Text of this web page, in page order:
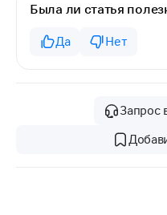
Была ли статья
Да Нет
Запрос